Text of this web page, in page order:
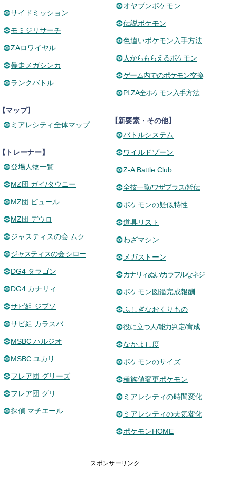
サイドミッション
モミジリサーチ
ZAロワイヤル
暴走メガシンカ
ランクバトル
マップ】
ミアレシティ全体マップ
トレーナー】
登場人物一覧
MZ団 ガイ/タウニー
MZ団 ピュール
MZ団 デウロ
ジャスティスの会 ムク
ジャスティスの会 シロー
DG4 タラゴン
DG4 カナリィ
サビ組 ジプソ
サビ組 カラスバ
MSBC ハルジオ
MSBC ユカリ
フレア団 グリーズ
フレア団 グリ
探偵 マチエール
オヤブンポケモン
伝説ポケモン
色違いポケモン入手方法
人からもらえるポケモン
ゲーム内でのポケモン交換
PLZA全ポケモン入手方法
【新要素・その他】
バトルシステム
ワイルドゾーン
Z-A Battle Club
全技一覧/ワザプラス/皆伝
ポケモンの疑似特性
道具リスト
わざマシン
メガストーン
カナリィぬい/カラフルなネジ
ポケモン図鑑完成報酬
ふしぎなおくりもの
役に立つ人/能力判定/育成
なかよし度
ポケモンのサイズ
種族値変更ポケモン
ミアレシティの時間変化
ミアレシティの天気変化
ポケモンHOME
スポンサーリンク